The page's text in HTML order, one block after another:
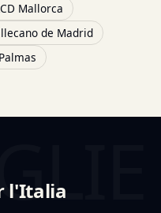
Mallorca
de Madrid
l'Italia